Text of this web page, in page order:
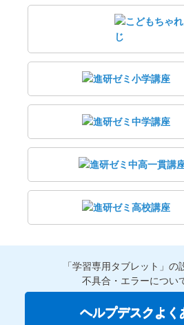
「学習専用タブレット」の
不具合・エラーについ
ヘルプデスクよく